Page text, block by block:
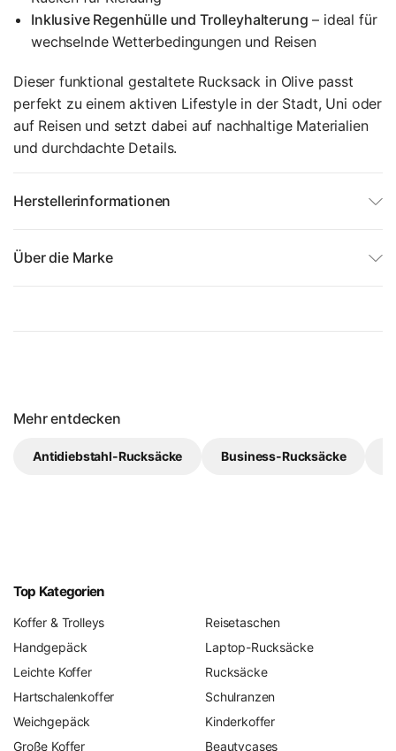
Inklusive Regenhülle und Trolleyhalterung – ideal für
wechselnde Wetterbedingungen und Reisen
Dieser funktional gestaltete Rucksack in Olive passt
perfekt zu einem aktiven Lifestyle in der Stadt, Uni oder
auf Reisen und setzt dabei auf nachhaltige Materialien
und durchdachte Details.
Herstellerinformationen
Über die Marke
Mehr entdecken
Antidiebstahl-Rucksäcke Business-Rucksäcke
Top Kategorien
Koffer & Trolleys
Handgepäck
Leichte Koffer
Hartschalenkoffer
Weichgepäck
Große Koffer
Reisetaschen
Laptop-Rucksäcke
Rucksäcke
Schulranzen
Kinderkoffer
Beautycases